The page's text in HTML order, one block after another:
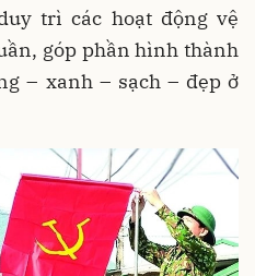
trì các hoạt động vệ
góp phần hình thành
– xanh – sạch – đẹp ở